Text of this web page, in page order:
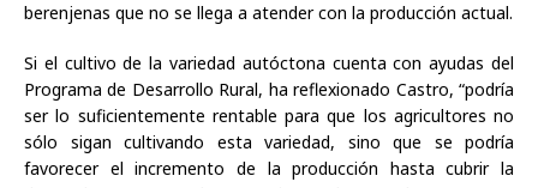
berenjenas que no se llega a atender con la producción actual.
Si el cultivo de la variedad autóctona cuenta con ayudas del
Programa de Desarrollo Rural, ha reflexionado Castro, “podría
ser lo suficientemente rentable para que los agricultores no
sólo sigan cultivando esta variedad, sino que se podría
favorecer el incremento de la producción hasta cubrir la